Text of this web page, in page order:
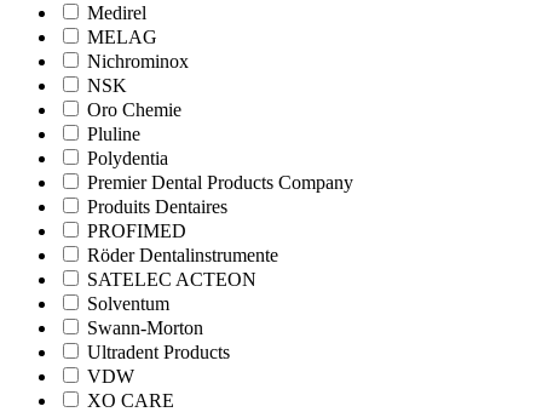
Medirel
MELAG
Nichrominox
NSK
Oro Chemie
Pluline
Polydentia
Premier Dental Products Company
Produits Dentaires
PROFIMED
Röder Dentalinstrumente
SATELEC ACTEON
Solventum
Swann-Morton
Ultradent Products
VDW
XO CARE